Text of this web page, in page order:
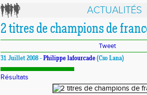
ACTUALITÉS
2 titres de champions de
Tweet
31 Juillet 2008 - Philippe lafourcade (Cso Lana)
Résultats